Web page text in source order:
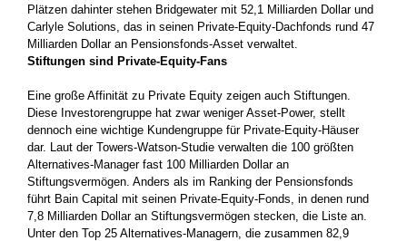
Plätzen dahinter stehen Bridgewater mit 52,1 Milliarden Dollar und
Carlyle Solutions, das in seinen Private-Equity-Dachfonds rund 47
Milliarden Dollar an Pensionsfonds-Asset verwaltet.
Stiftungen sind Private-Equity-Fans
Eine große Affinität zu Private Equity zeigen auch Stiftungen.
Diese Investorengruppe hat zwar weniger Asset-Power, stellt
dennoch eine wichtige Kundengruppe für Private-Equity-Häuser
dar. Laut der Towers-Watson-Studie verwalten die 100 größten
Alternatives-Manager fast 100 Milliarden Dollar an
Stiftungsvermögen. Anders als im Ranking der Pensionsfonds
führt Bain Capital mit seinen Private-Equity-Fonds, in denen rund
7,8 Milliarden Dollar an Stiftungsvermögen stecken, die Liste an.
Unter den Top 25 Alternatives-Managern, die zusammen 82,9